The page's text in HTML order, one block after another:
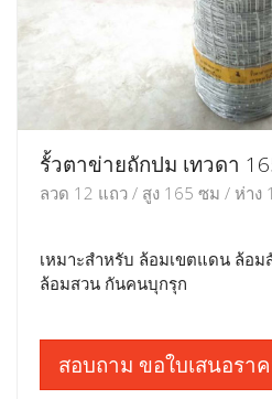
รั้วตาข่ายถักปม เทวดา
ลวด 12 แถว / สูง 165 ซม / ห่าง
เหมาะสำหรับ ล้อมเขตแดน ล้อ
ล้อมสวน กันคนบุกรุก
สอบถาม ขอใบเสนอรา